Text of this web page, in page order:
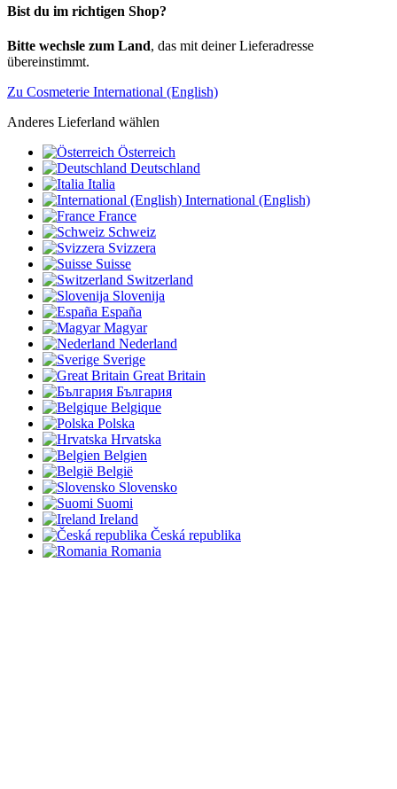
Bist du im richtigen Shop?
Bitte wechsle zum Land, das mit deiner Lieferadresse
übereinstimmt.
Zu Cosmeterie International (English)
Anderes Lieferland wählen
Österreich
Deutschland
Italia
International (English)
France
Schweiz
Svizzera
Suisse
Switzerland
Slovenija
España
Magyar
Nederland
Sverige
Great Britain
България
Belgique
Polska
Hrvatska
Belgien
België
Slovensko
Suomi
Ireland
Česká republika
Romania